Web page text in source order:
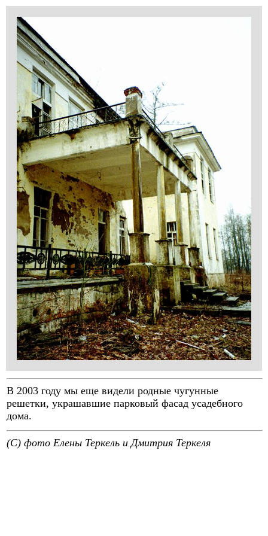
В 2003 году мы еще видели родные чугунные
решетки, украшавшие парковый фасад усадебного
дома.
(C) фото Елены Теркель и Дмитрия Теркеля